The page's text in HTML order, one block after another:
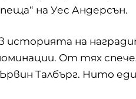
на Уес Андерсън.
историята на
От тях
Талбърг. Нито